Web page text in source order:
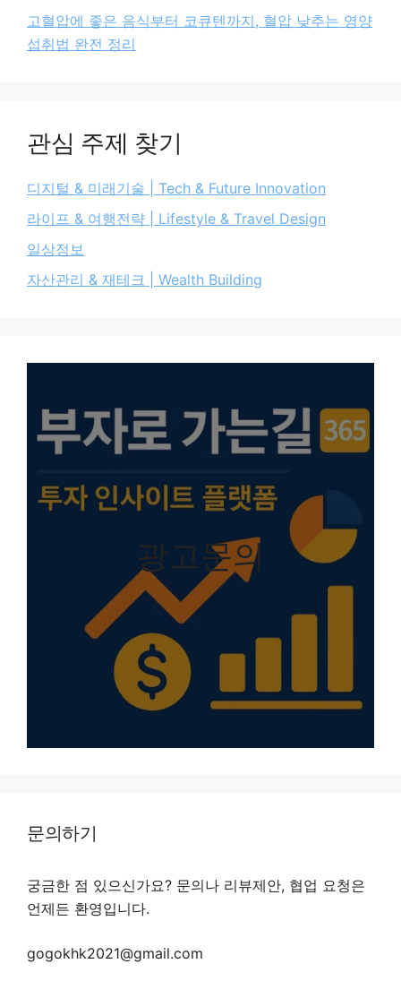
고혈압에 좋은 음식부터 코큐텐까지, 혈압 낮추는 영양
섭취법 완전 정리
관심 주제 찾기
디지털 & 미래기술 | Tech & Future Innovation
라이프 & 여행전략 | Lifestyle & Travel Design
일상정보
자산관리 & 재테크 | Wealth Building
광고문의
문의하기
궁금한 점 있으신가요? 문의나 리뷰제안, 협업 요청은
언제든 환영입니다.
gogokhk2021@gmail.com